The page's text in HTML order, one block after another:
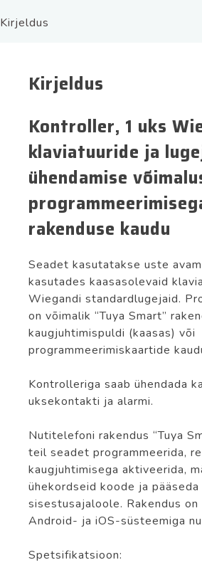
nutitelefoni
kogus
Kirjeldus
Kirjeldus
Kontroller, 1 uks
klaviatuuride ja
ühendamise
rakenduse kaudu
Seadet kasutatakse uste
kasutades kaasasolevaid
Wiegandi standardlugejaid.
on võimalik “Tuya Smart”
kaugjuhtimispuldi (kaasas) või
programmeerimiskaartide
Kontrolleriga saab ühendada
uksekontakti ja alarmi.
Nutitelefoni rakendus “Tuya
teil seadet programmeerida,
kaugjuhtimisega aktiveerida,
ühekordseid koode ja pääseda
sisestusajaloole. Rakendus on
Android- ja iOS-süsteemiga
Spetsifikatsioon: